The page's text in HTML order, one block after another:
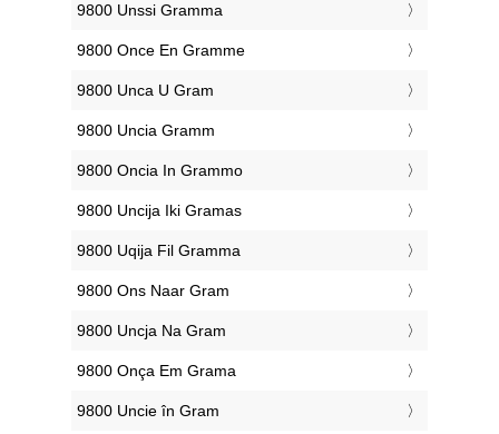
‎9800 Unssi Gramma
‎9800 Once En Gramme
‎9800 Unca U Gram
‎9800 Uncia Gramm
‎9800 Oncia In Grammo
‎9800 Uncija Iki Gramas
‎9800 Uqija Fil Gramma
‎9800 Ons Naar Gram
‎9800 Uncja Na Gram
‎9800 Onça Em Grama
‎9800 Uncie în Gram